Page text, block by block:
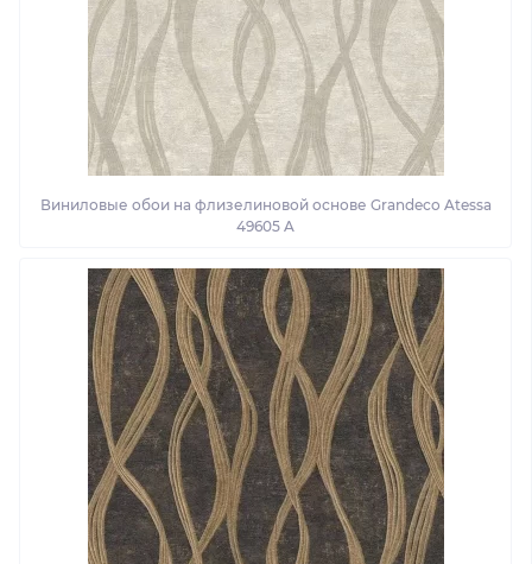
Виниловые обои на флизелиновой основе Grandeco Atessa
49605 A